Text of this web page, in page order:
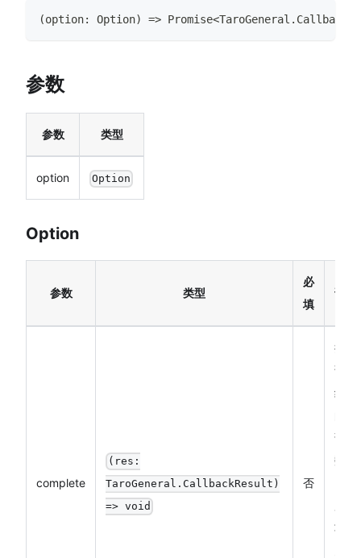
(option: Option) => Promise<TaroGeneral .
参数
参数 类型
option Option
Option
参数 类型
必
填
说明
complete
(res:
TaroGeneral.CallbackResult)
=> void
否
接口
调用
结束
调函
数
功、